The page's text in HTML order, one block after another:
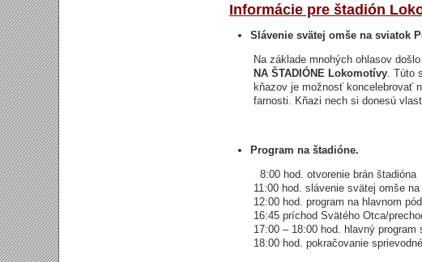
Informácie pre štadión
Slávenie svätej omše na sviatok
Na základe mnohých ohlasov
NA ŠTADIÓNE Lokomotívy. Túto
kňazov je možnosť koncelebrovať
farnosti. Kňazi nech si donesú
Program na štadióne.
8:00 hod. otvorenie brán štadióna
11:00 hod. slávenie svätej omše
12:00 hod. program na hlavnom
16:45 príchod Svätého Otca/
17:00 – 18:00 hod. hlavný
18:00 hod. pokračovanie